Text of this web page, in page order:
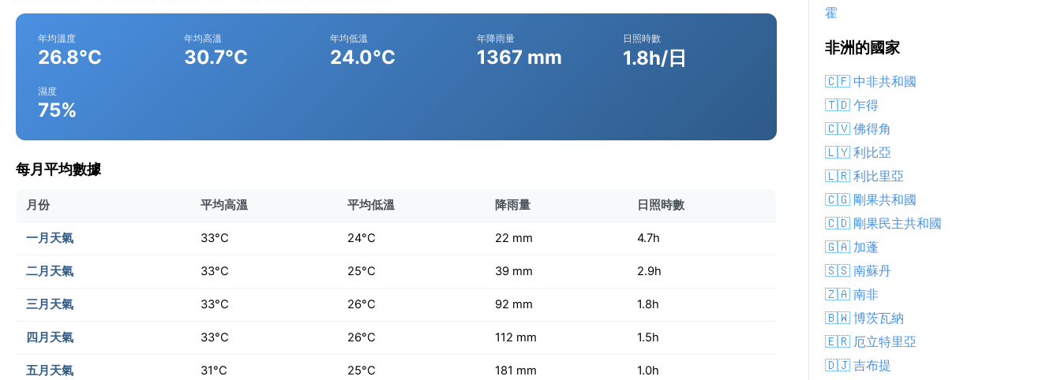
年均溫度
26.8°C
年均高溫
30.7°C
年均低溫
24.0°C
年降雨量
1367 mm
日照時數
1.8h/日
濕度
75%
每月平均數據
月份 平均高溫 平均低溫 降雨量 日照時數
一月天氣 33°C 24°C 22 mm 4.7h
二月天氣 33°C 25°C 39 mm 2.9h
三月天氣 33°C 26°C 92 mm 1.8h
四月天氣 33°C 26°C 112 mm 1.5h
五月天氣 31°C 25°C 181 mm 1.0h
霍
非洲的國家
🇨🇫 中非共和國
🇹🇩 乍得
🇨🇻 佛得角
🇱🇾 利比亞
🇱🇷 利比里亞
🇨🇬 剛果共和國
🇨🇩 剛果民主共和國
🇬🇦 加蓬
🇸🇸 南蘇丹
🇿🇦 南非
🇧🇼 博茨瓦納
🇪🇷 厄立特里亞
🇩🇯 吉布提